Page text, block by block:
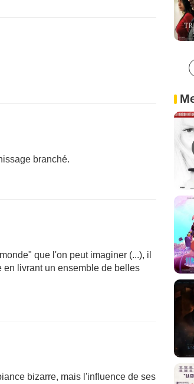
branché.
que l'on peut imaginer (...), il
en livrant un ensemble de belles
bizarre, mais l'influence de ses